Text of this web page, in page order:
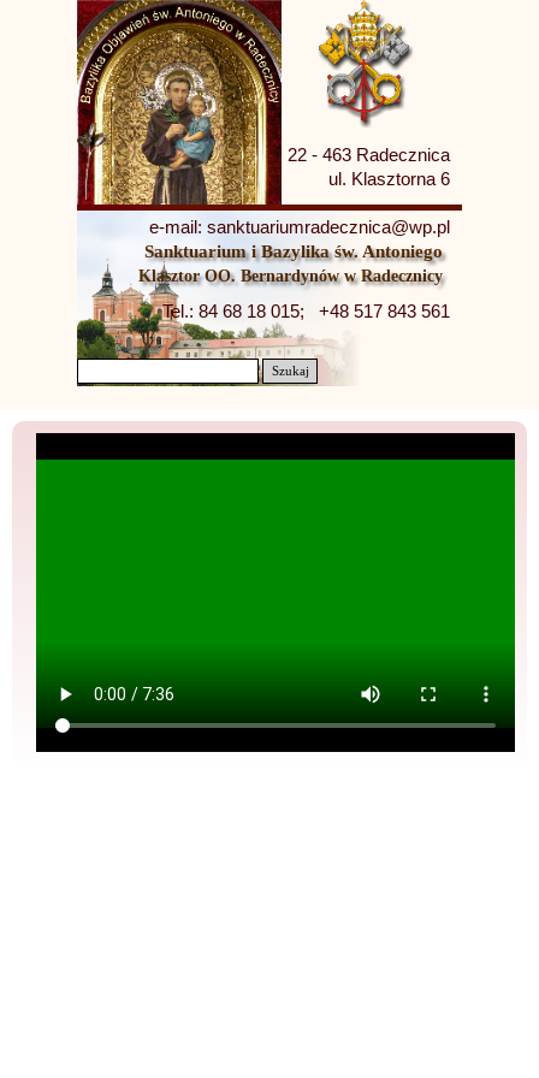
22 - 463 Radecznica
Tel.: 84 68 18 015;   +48 517 843 561
ul. Klasztorna 6
e-mail: sanktuariumradecznica@wp.pl
Sanktuarium i Bazylika św. Antoniego
Klasztor OO. Bernardynów w Radecznicy
Szukaj